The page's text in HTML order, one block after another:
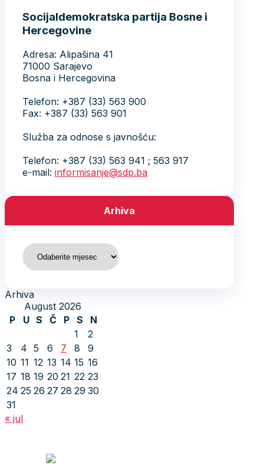
Socijaldemokratska partija Bosne i
Hercegovine
Adresa: Alipašina 41
71000 Sarajevo
Bosna i Hercegovina
Telefon: +387 (33) 563 900
Fax: +387 (33) 563 901
Služba za odnose s javnošću:
Telefon: +387 (33) 563 941 ; 563 917
e-mail: informisanje@sdp.ba
Arhiva
Arhiva
Arhiva
August 2026
P
U S Č P S
N
1
2
3
4 5 6 7 8
9
10 11 12 13 14 15 16
17 18 19 20 21 22 23
24 25 26 27 28 29 30
31
« jul